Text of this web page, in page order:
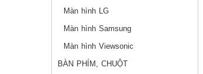
Màn hình LG
Màn hình Samsung
Màn hình Viewsonic
BÀN PHÍM, CHUỘT